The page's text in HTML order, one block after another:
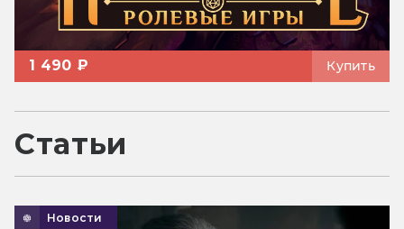
1 490 ₽ Купить
Статьи
Новости